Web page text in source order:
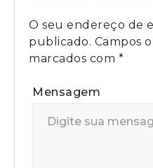
O seu endereço de
publicado. Campos
marcados com *
Mensagem